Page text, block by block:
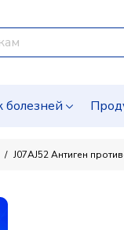
болезней
J07AJ52 Антиген